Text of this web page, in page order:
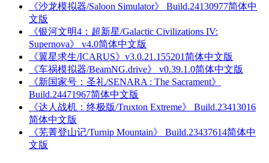
《沙龙模拟器/Saloon Simulator》 Build.24130977简体中
文版
《银河文明4：超新星/Galactic Civilizations IV:
Supernova》 v4.0简体中文版
《翼星求生/ICARUS》v3.0.21.155201简体中文版
《车祸模拟器/BeamNG.drive》 v0.39.1.0简体中文版
《新国家号：圣礼/SENARA : The Sacrament》
Build.24471967简体中文版
《达人战机：终极版/Truxton Extreme》 Build.23413016
简体中文版
《芜菁登山记/Turnip Mountain》 Build.23437614简体中
文版